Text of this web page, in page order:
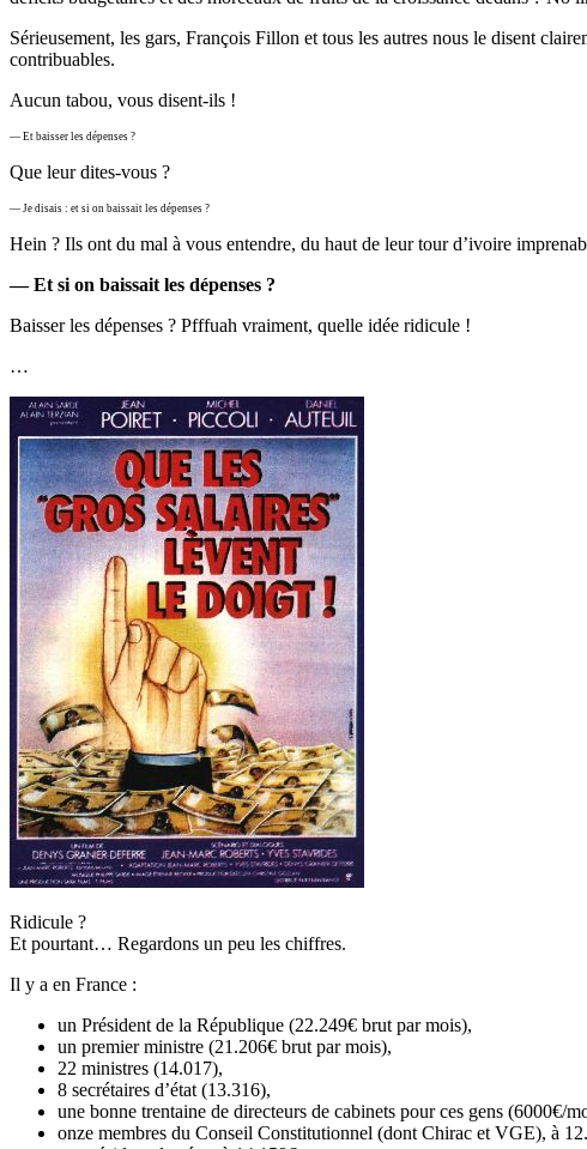
Sérieusement, les gars, François Fillon et tous les autres nous le disent
contribuables.
Aucun tabou, vous disent-ils !
— Et baisser les dépenses ?
Que leur dites-vous ?
— Je disais : et si on baissait les dépenses ?
Hein ? Ils ont du mal à vous entendre, du haut de leur tour d’ivoire
— Et si on baissait les dépenses ?
Baisser les dépenses ? Pfffuah vraiment, quelle idée ridicule !
…
Ridicule ?
Et pourtant… Regardons un peu les chiffres.
Il y a en France :
un Président de la République (22.249€ brut par mois),
un premier ministre (21.206€ brut par mois),
22 ministres (14.017),
8 secrétaires d’état (13.316),
une bonne trentaine de directeurs de cabinets pour ces gens (6000€/
onze membres du Conseil Constitutionnel (dont Chirac et VGE), à